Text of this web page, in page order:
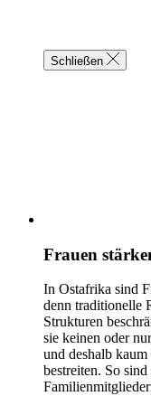
Schließen
Frauen
In Ostafrika sind
denn traditionelle
Strukturen
sie keinen oder
und deshalb
bestreiten. So